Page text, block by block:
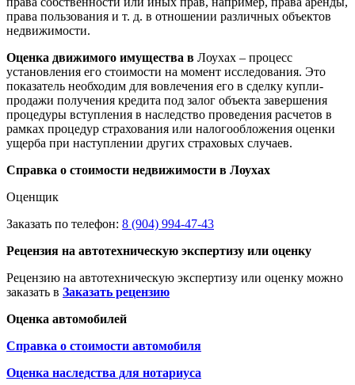
права пользования и т. д. в отношении различных объектов
недвижимости.
Оценка движимого имущества в Лоухах – процесс
установления его стоимости на момент исследования. Это
показатель необходим для вовлечения его в сделку купли-
продажи получения кредита под залог объекта завершения
процедуры вступления в наследство проведения расчетов в
рамках процедур страхования или налогообложения оценки
ущерба при наступлении других страховых случаев.
Справка о стоимости недвижимости в Лоухах
Оценщик
Заказать по телефон: 8 (904) 994-47-43
Рецензия на автотехническую экспертизу или оценку
Рецензию на автотехническую экспертизу или оценку можно
заказать в Заказать рецензию
Оценка автомобилей
Справка о стоимости автомобиля
Оценка наследства для нотариуса